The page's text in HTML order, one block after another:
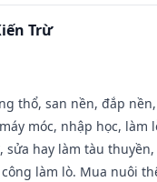
Trừ
thổ, san nền, đắp
móc, nhập học, làm
sửa hay làm tàu
làm lò. Mua nuôi